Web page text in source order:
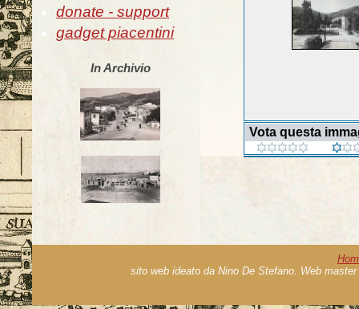
donate - support
gadget piacentini
In Archivio
Vota questa
sito web ideato da Nino De Stefano. Web